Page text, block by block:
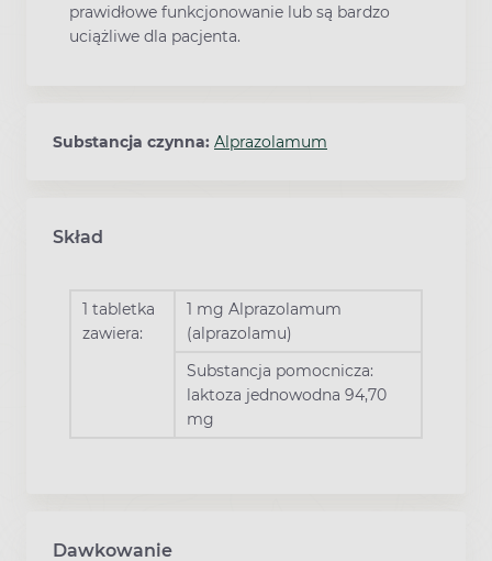
prawidłowe funkcjonowanie lub są bardzo
uciążliwe dla pacjenta.
Substancja czynna: Alprazolamum
Skład
1 tabletka
zawiera:
1 mg Alprazolamum
(alprazolamu)
Substancja pomocnicza:
laktoza jednowodna 94,70
mg
Dawkowanie